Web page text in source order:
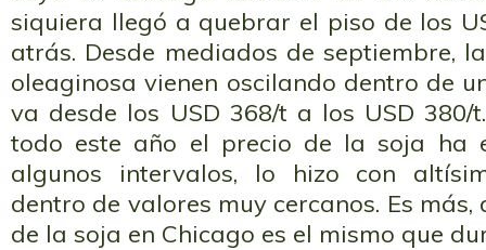
siquiera llegó a quebrar el piso de los
atrás. Desde mediados de septiembre,
oleaginosa vienen oscilando dentro de
va desde los USD 368/t a los USD 380/
todo este año el precio de la soja ha
algunos intervalos, lo hizo con
dentro de valores muy cercanos. Es
de la soja en Chicago es el mismo que